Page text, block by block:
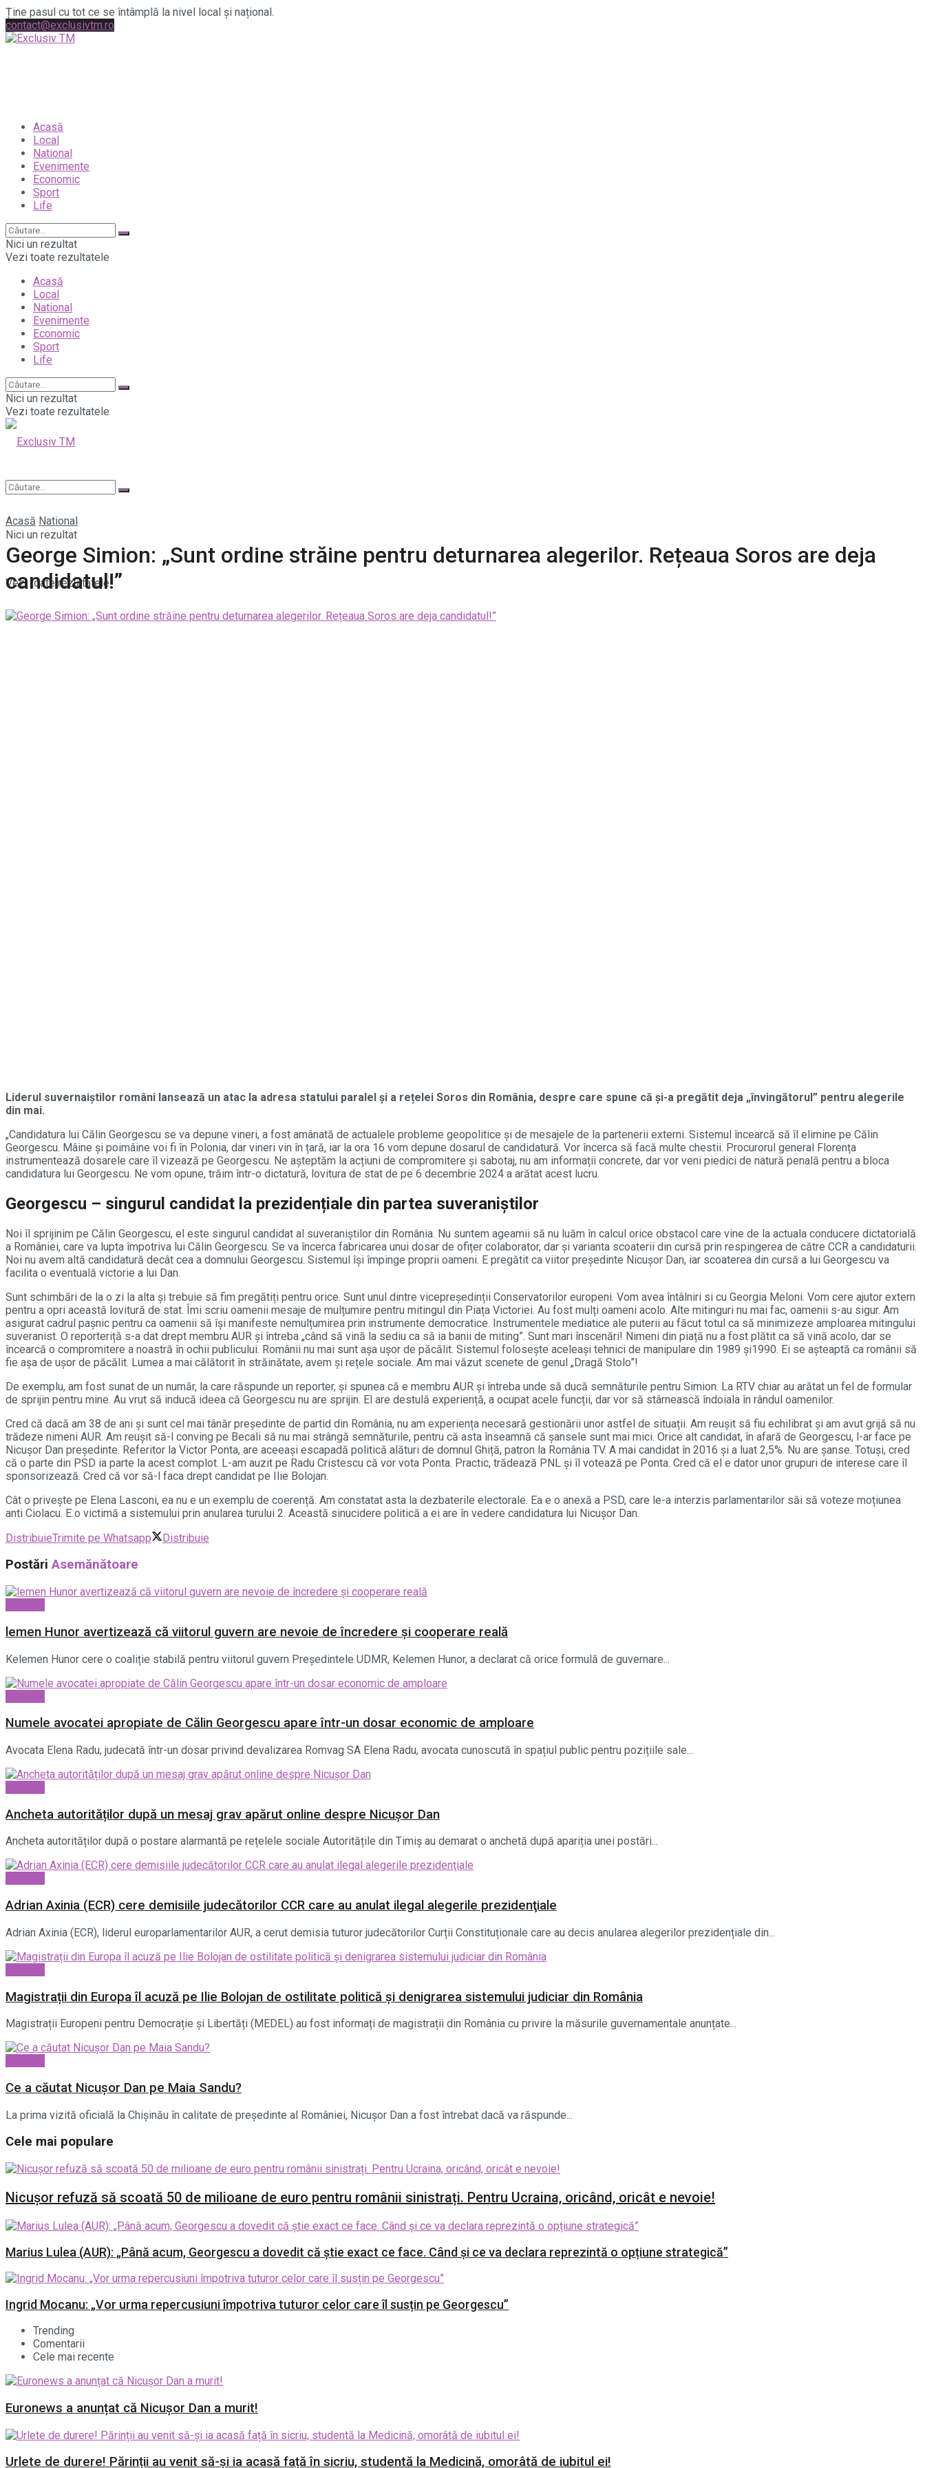
Ține pasul cu tot ce se întâmplă la nivel local și național.
contact@exclusivtm.ro
Acasă
Local
National
Evenimente
Economic
Sport
Life
Nici un rezultat
Vezi toate rezultatele
Acasă
Local
National
Evenimente
Economic
Sport
Life
Nici un rezultat
Vezi toate rezultatele
Nici un rezultat
Vezi toate rezultatele
Acasă National
George Simion: „Sunt ordine străine pentru deturnarea alegerilor. Rețeaua Soros are deja
candidatul!”
Liderul suvernaiștilor români lansează un atac la adresa statului paralel și a rețelei Soros din România, despre care spune că și-a pregătit deja „învingătorul” pentru alegerile
din mai.
„Candidatura lui Călin Georgescu se va depune vineri, a fost amânată de actualele probleme geopolitice și de mesajele de la partenerii externi. Sistemul încearcă să îl elimine pe Călin
Georgescu. Mâine și poimâine voi fi în Polonia, dar vineri vin în țară, iar la ora 16 vom depune dosarul de candidatură. Vor încerca să facă multe chestii. Procurorul general Florența
instrumentează dosarele care îl vizează pe Georgescu. Ne așteptăm la acțiuni de compromitere și sabotaj, nu am informații concrete, dar vor veni piedici de natură penală pentru a bloca
candidatura lui Georgescu. Ne vom opune, trăim într-o dictatură, lovitura de stat de pe 6 decembrie 2024 a arătat acest lucru.
Georgescu – singurul candidat la prezidențiale din partea suveraniștilor
Noi îl sprijinim pe Călin Georgescu, el este singurul candidat al suveraniștilor din România. Nu suntem ageamii să nu luăm în calcul orice obstacol care vine de la actuala conducere dictatorială
a României, care va lupta împotriva lui Călin Georgescu. Se va încerca fabricarea unui dosar de ofițer colaborator, dar și varianta scoaterii din cursă prin respingerea de către CCR a candidaturii.
Noi nu avem altă candidatură decât cea a domnului Georgescu. Sistemul își împinge proprii oameni. E pregătit ca viitor președinte Nicușor Dan, iar scoaterea din cursă a lui Georgescu va
facilita o eventuală victorie a lui Dan.
Sunt schimbări de la o zi la alta și trebuie să fim pregătiți pentru orice. Sunt unul dintre vicepreședinții Conservatorilor europeni. Vom avea întâlniri si cu Georgia Meloni. Vom cere ajutor extern
pentru a opri această lovitură de stat. Îmi scriu oamenii mesaje de mulțumire pentru mitingul din Piața Victoriei. Au fost mulți oameni acolo. Alte mitinguri nu mai fac, oamenii s-au sigur. Am
asigurat cadrul pașnic pentru ca oamenii să își manifeste nemulțumirea prin instrumente democratice. Instrumentele mediatice ale puterii au făcut totul ca să minimizeze amploarea mitingului
suveranist. O reporteriță s-a dat drept membru AUR și întreba „când să vină la sediu ca să ia banii de miting”. Sunt mari înscenări! Nimeni din piață nu a fost plătit ca să vină acolo, dar se
încearcă o compromitere a noastră în ochii publicului. Românii nu mai sunt așa ușor de păcălit. Sistemul folosește aceleași tehnici de manipulare din 1989 și1990. Ei se așteaptă ca românii să
fie așa de ușor de păcălit. Lumea a mai călătorit în străinătate, avem și rețele sociale. Am mai văzut scenete de genul „Dragă Stolo”!
De exemplu, am fost sunat de un număr, la care răspunde un reporter, și spunea că e membru AUR și întreba unde să ducă semnăturile pentru Simion. La RTV chiar au arătat un fel de formular
de sprijin pentru mine. Au vrut să inducă ideea că Georgescu nu are sprijin. El are destulă experiență, a ocupat acele funcții, dar vor să stârnească îndoiala în rândul oamenilor.
Cred că dacă am 38 de ani și sunt cel mai tânăr președinte de partid din România, nu am experiența necesară gestionării unor astfel de situații. Am reușit să fiu echilibrat și am avut grijă să nu
trădeze nimeni AUR. Am reușit să-l conving pe Becali să nu mai strângă semnăturile, pentru că asta înseamnă că șansele sunt mai mici. Orice alt candidat, în afară de Georgescu, l-ar face pe
Nicușor Dan președinte. Referitor la Victor Ponta, are aceeași escapadă politică alături de domnul Ghiță, patron la România TV. A mai candidat în 2016 și a luat 2,5%. Nu are șanse. Totuși, cred
că o parte din PSD ia parte la acest complot. L-am auzit pe Radu Cristescu că vor vota Ponta. Practic, trădează PNL și îl votează pe Ponta. Cred că el e dator unor grupuri de interese care îl
sponsorizează. Cred că vor să-l faca drept candidat pe Ilie Bolojan.
Cât o privește pe Elena Lasconi, ea nu e un exemplu de coerență. Am constatat asta la dezbaterile electorale. Ea e o anexă a PSD, care le-a interzis parlamentarilor săi să voteze moțiunea
anti Ciolacu. E o victimă a sistemului prin anularea turului 2. Această sinucidere politică a ei are în vedere candidatura lui Nicușor Dan.
DistribuieTrimite pe Whatsapp Distribuie
PostăriAsemănătoare
lemen Hunor avertizează că viitorul guvern are nevoie de încredere și cooperare reală
Kelemen Hunor cere o coaliție stabilă pentru viitorul guvern Președintele UDMR, Kelemen Hunor, a declarat că orice formulă de guvernare...
Numele avocatei apropiate de Călin Georgescu apare într-un dosar economic de amploare
Avocata Elena Radu, judecată într-un dosar privind devalizarea Romvag SA Elena Radu, avocata cunoscută în spațiul public pentru pozițiile sale...
Ancheta autorităților după un mesaj grav apărut online despre Nicușor Dan
Ancheta autorităților după o postare alarmantă pe rețelele sociale Autoritățile din Timiș au demarat o anchetă după apariția unei postări...
Adrian Axinia (ECR) cere demisiile judecătorilor CCR care au anulat ilegal alegerile prezidenţiale
Adrian Axinia (ECR), liderul europarlamentarilor AUR, a cerut demisia tuturor judecătorilor Curții Constituționale care au decis anularea alegerilor prezidențiale din...
Magistrații din Europa îl acuză pe Ilie Bolojan de ostilitate politică și denigrarea sistemului judiciar din România
Magistrații Europeni pentru Democrație și Libertăți (MEDEL) au fost informați de magistrații din România cu privire la măsurile guvernamentale anunțate...
Ce a căutat Nicușor Dan pe Maia Sandu?
La prima vizită oficială la Chișinău în calitate de președinte al României, Nicușor Dan a fost întrebat dacă va răspunde...
Cele mai populare
Nicușor refuză să scoată 50 de milioane de euro pentru românii sinistrați. Pentru Ucraina, oricând, oricât e nevoie!
Marius Lulea (AUR): „Până acum, Georgescu a dovedit că știe exact ce face. Când și ce va declara reprezintă o opțiune strategică”
Ingrid Mocanu: „Vor urma repercusiuni împotriva tuturor celor care îl susțin pe Georgescu”
Trending
Comentarii
Cele mai recente
Euronews a anunțat că Nicușor Dan a murit!
Urlete de durere! Părinții au venit să-și ia acasă față în sicriu, studentă la Medicină, omorâtă de iubitul ei!